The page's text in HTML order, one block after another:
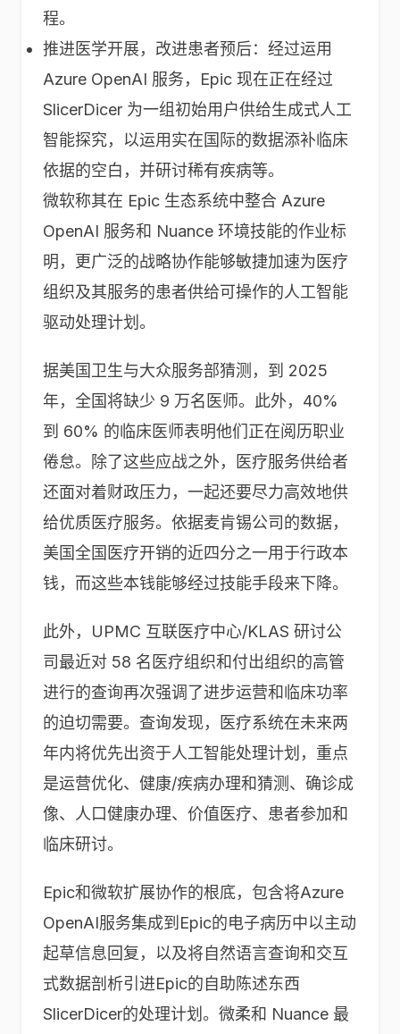
程。
推进医学开展，改进患者预后：经过运用
Azure OpenAI 服务，Epic 现在正在经过
SlicerDicer 为一组初始用户供给生成式人工
智能探究，以运用实在国际的数据添补临床
依据的空白，并研讨稀有疾病等。
微软称其在 Epic 生态系统中整合 Azure
OpenAI 服务和 Nuance 环境技能的作业标
明，更广泛的战略协作能够敏捷加速为医疗
组织及其服务的患者供给可操作的人工智能
驱动处理计划。
据美国卫生与大众服务部猜测，到 2025
年，全国将缺少 9 万名医师。此外，40%
到 60% 的临床医师表明他们正在阅历职业
倦怠。除了这些应战之外，医疗服务供给者
还面对着财政压力，一起还要尽力高效地供
给优质医疗服务。依据麦肯锡公司的数据，
美国全国医疗开销的近四分之一用于行政本
钱，而这些本钱能够经过技能手段来下降。
此外，UPMC 互联医疗中心/KLAS 研讨公
司最近对 58 名医疗组织和付出组织的高管
进行的查询再次强调了进步运营和临床功率
的迫切需要。查询发现，医疗系统在未来两
年内将优先出资于人工智能处理计划，重点
是运营优化、健康/疾病办理和猜测、确诊成
像、人口健康办理、价值医疗、患者参加和
临床研讨。
Epic和微软扩展协作的根底，包含将Azure
OpenAI服务集成到Epic的电子病历中以主动
起草信息回复，以及将自然语言查询和交互
式数据剖析引进Epic的自助陈述东西
SlicerDicer的处理计划。微柔和 Nuance 最